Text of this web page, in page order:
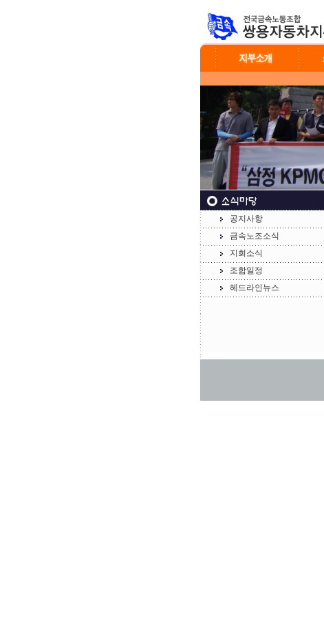
공지사항
금속노조소식
지회소식
조합일정
헤드라인뉴스